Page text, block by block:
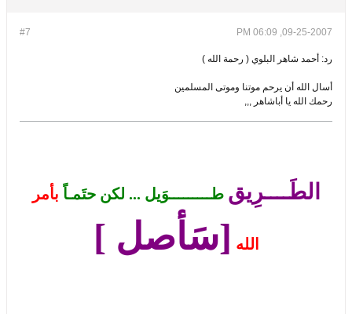
#7 09-25-2007, 06:09 PM
رد: أحمد شاهر البلوي ( رحمة الله )
أسال الله أن يرحم موتنا وموتى المسلمين
رحمك الله يا أباشاهر ,,,
الطَــــرِيق طـــــــــوَيل ... لكن حتَمـاً بأمر
الله [سَأصل ]